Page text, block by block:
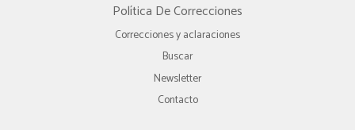
Política De Correcciones
Correcciones y aclaraciones
Buscar
Newsletter
Contacto